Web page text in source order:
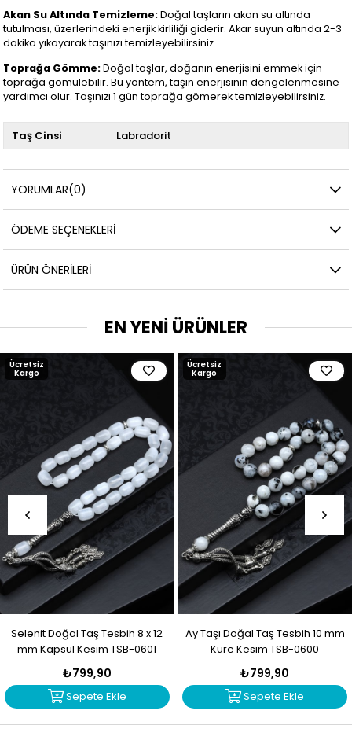
Akan Su Altında Temizleme:Doğal taşların akan su altında
tutulması, üzerlerindeki enerjik kirliliği giderir. Akar suyun altında 2-3
dakika yıkayarak taşınızı temizleyebilirsiniz.
Toprağa Gömme:Doğal taşlar, doğanın enerjisini emmek için
toprağa gömülebilir. Bu yöntem, taşın enerjisinin dengelenmesine
yardımcı olur. Taşınızı 1 gün toprağa gömerek temizleyebilirsiniz.
Taş Cinsi Labradorit
YORUMLAR(0)
ÖDEME SEÇENEKLERI
ÜRÜN ÖNERILERI
EN YENİ ÜRÜNLER
Selenit Doğal Taş Tesbih 8 x 12
mm Kapsül Kesim TSB-0601
₺799,90
Sepete Ekle
Ücretsiz
Kargo
Ay Taşı Doğal Taş Tesbih 10 mm
Küre Kesim TSB-0600
₺799,90
Sepete Ekle
Ücretsiz
Kargo